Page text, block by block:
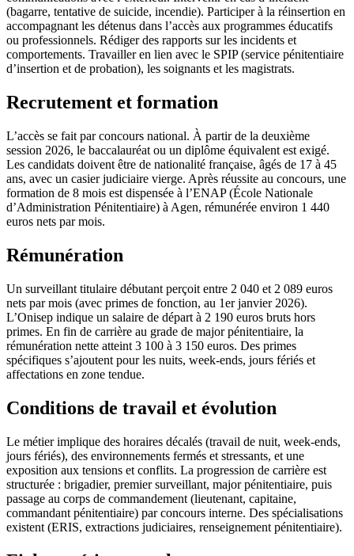
(bagarre, tentative de suicide, incendie). Participer à la réinsertion en
accompagnant les détenus dans l’accès aux programmes éducatifs
ou professionnels. Rédiger des rapports sur les incidents et
comportements. Travailler en lien avec le SPIP (service pénitentiaire
d’insertion et de probation), les soignants et les magistrats.
Recrutement et formation
L’accès se fait par concours national. À partir de la deuxième
session 2026, le baccalauréat ou un diplôme équivalent est exigé.
Les candidats doivent être de nationalité française, âgés de 17 à 45
ans, avec un casier judiciaire vierge. Après réussite au concours, une
formation de 8 mois est dispensée à l’ENAP (École Nationale
d’Administration Pénitentiaire) à Agen, rémunérée environ 1 440
euros nets par mois.
Rémunération
Un surveillant titulaire débutant perçoit entre 2 040 et 2 089 euros
nets par mois (avec primes de fonction, au 1er janvier 2026).
L’Onisep indique un salaire de départ à 2 190 euros bruts hors
primes. En fin de carrière au grade de major pénitentiaire, la
rémunération nette atteint 3 100 à 3 150 euros. Des primes
spécifiques s’ajoutent pour les nuits, week-ends, jours fériés et
affectations en zone tendue.
Conditions de travail et évolution
Le métier implique des horaires décalés (travail de nuit, week-ends,
jours fériés), des environnements fermés et stressants, et une
exposition aux tensions et conflits. La progression de carrière est
structurée : brigadier, premier surveillant, major pénitentiaire, puis
passage au corps de commandement (lieutenant, capitaine,
commandant pénitentiaire) par concours interne. Des spécialisations
existent (ERIS, extractions judiciaires, renseignement pénitentiaire).